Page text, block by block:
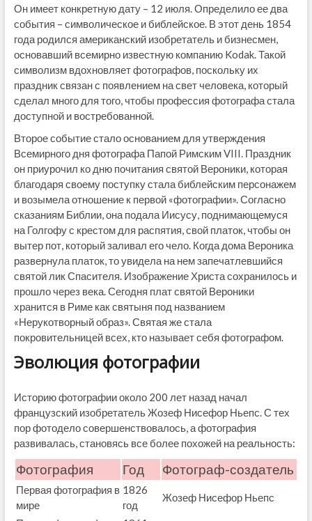
Он имеет конкретную дату – 12 июля. Определило ее два
события – символическое и библейское. В этот день 1854
года родился американский изобретатель и бизнесмен,
основавший всемирно известную компанию Kodak. Такой
символизм вдохновляет фотографов, поскольку их
праздник связан с появлением на свет человека, который
сделал много для того, чтобы профессия фотографа стала
доступной и востребованной.
Второе событие стало основанием для утверждения
Всемирного дня фотографа Папой Римским VIII. Праздник
он приурочил ко дню почитания святой Вероники, которая
благодаря своему поступку стала библейским персонажем
и возымела отношение к первой «фотографии». Согласно
сказаниям Библии, она подала Иисусу, поднимающемуся
на Голгофу с крестом для распятия, свой платок, чтобы он
вытер пот, который заливал его чело. Когда дома Вероника
развернула платок, то увидела на нем запечатлевшийся
святой лик Спасителя. Изображение Христа сохранилось и
прошло через века. Сегодня плат святой Вероники
хранится в Риме как святыня под названием
«Нерукотворный образ». Святая же стала
покровительницей всех, кто называет себя фотографом.
Эволюция фотографии
Историю фотографии около 200 лет назад начал
французский изобретатель Жозеф Нисефор Ньепс. С тех
пор фотодело совершенствовалось, а фотография
развивалась, становясь все более похожей на реальность:
Фотография Год Фотограф-создатель
Первая фотография в
мире
1826
год
Жозеф Нисефор Ньепс